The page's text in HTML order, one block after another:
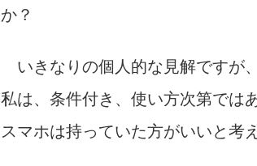
か？
いきなりの個人的な見解ですが、
私は、条件付き、使い方次第では
スマホは持っていた方がいいと考